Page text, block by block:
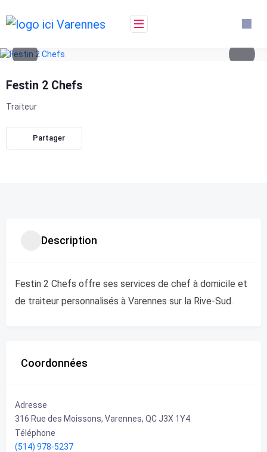
to
content
Festin 2 Chefs
Traiteur
Partager
Description
Festin 2 Chefs offre ses services de chef à domicile et
de traiteur personnalisés à Varennes sur la Rive-Sud.
Coordonnées
Adresse
316 Rue des Moissons, Varennes, QC J3X 1Y4
Téléphone
(514) 978-5237